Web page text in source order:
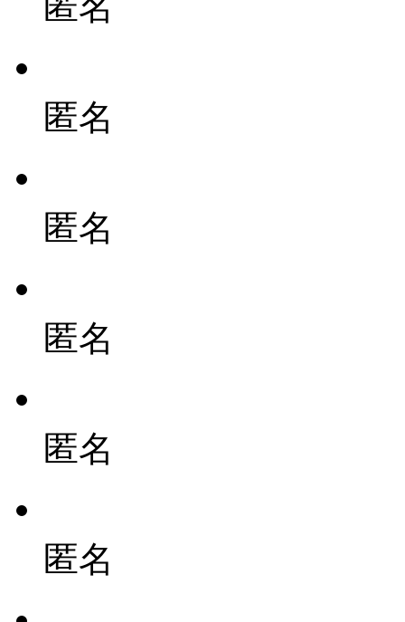
匿名
匿名
匿名
匿名
匿名